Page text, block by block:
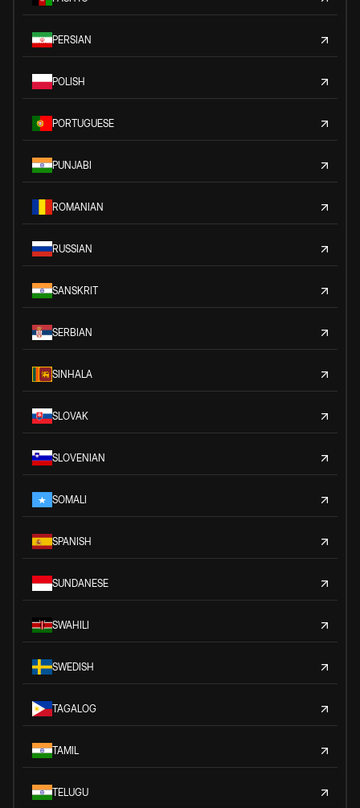
PERSIAN
POLISH
PORTUGUESE
PUNJABI
ROMANIAN
RUSSIAN
SANSKRIT
SERBIAN
SINHALA
SLOVAK
SLOVENIAN
SOMALI
SPANISH
SUNDANESE
SWAHILI
SWEDISH
TAGALOG
TAMIL
TELUGU